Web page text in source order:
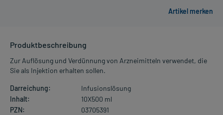
Produktbeschreibung
Zur Auflösung und Verdünnung von Arzneimitteln verwendet, die
Sie als Injektion erhalten sollen.
Darreichung:
Infusionslösung
Inhalt:
10X500 ml
PZN:
03705391